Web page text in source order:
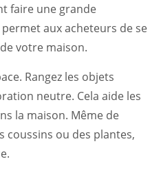
faire une grande
aux acheteurs de se
votre maison.
Rangez les objets
neutre. Cela aide les
la maison. Même de
coussins ou des plantes,